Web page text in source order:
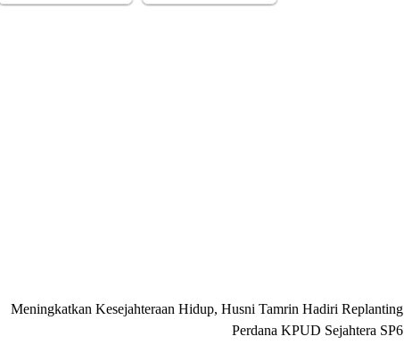
Meningkatkan Kesejahteraan Hidup, Husni Tamrin Hadiri Replanting
Perdana KPUD Sejahtera SP6